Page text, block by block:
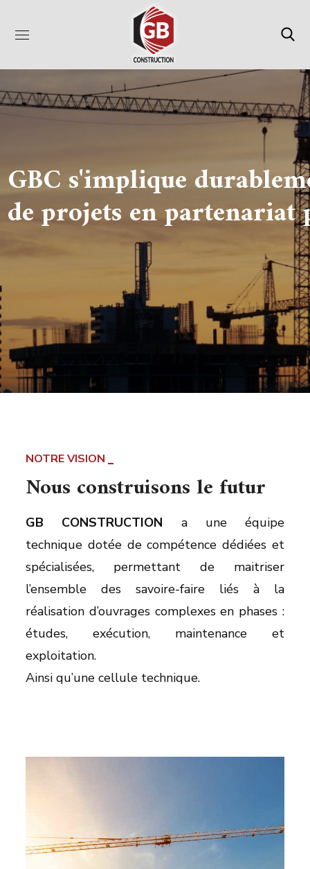
GBC s'implique
de projets en
NOTRE VISION
Nous construisons le futur
GB CONSTRUCTION a une équipe
technique dotée de compétence dédiées et
spécialisées, permettant de maitriser
l’ensemble des savoire-faire liés à la
réalisation d’ouvrages complexes en phases :
études, exécution, maintenance et
exploitation.
Ainsi qu’une cellule technique.